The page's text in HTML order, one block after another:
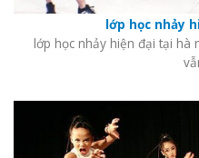
lớp học nhảy
lớp học nhảy hiện đại tại hà